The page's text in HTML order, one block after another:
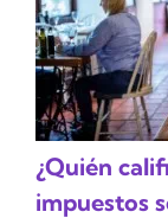
¿Quién
impuestos